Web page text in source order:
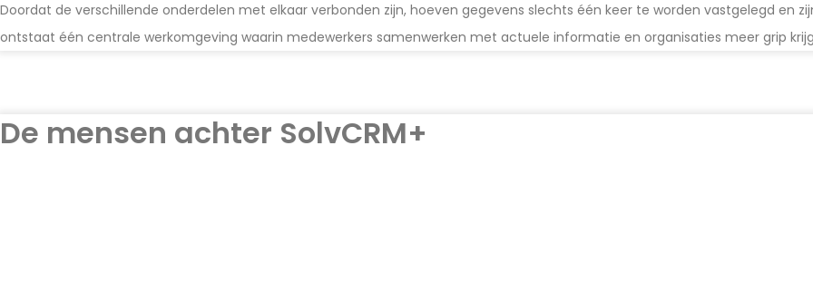
Doordat de verschillende onderdelen met elkaar verbonden zijn, hoeven gegevens slechts één keer te worden vastgelegd en
ontstaat één centrale werkomgeving waarin medewerkers samenwerken met actuele informatie en organisaties meer grip
De mensen achter SolvCRM+